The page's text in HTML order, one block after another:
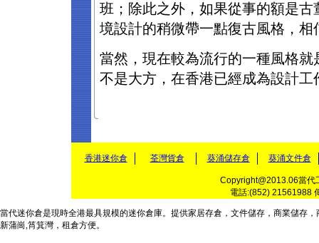
班；除此之外，如果從事的額是
境設計的稍微帶一點復古風格，相
當然，現在較為流行的一種風格
不是大方，在香港已經成為設計
香港迷你倉 荃灣貨倉 葵涌儲存倉 葵涌文件倉
Copyright@2013.06當代
電話:(852) 21561988
當代迷你倉是現時全港最具規模的迷你倉庫。提供家居存倉 ， 文件儲存 ， 商業儲存 ，
新蒲崗,筲箕灣， 租倉方便。